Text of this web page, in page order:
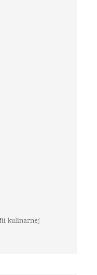
kulinarnej